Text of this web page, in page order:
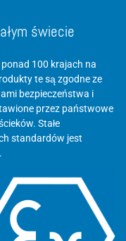
świecie
100 krajach na
te są zgodne ze
bezpieczeństwa i
przez państwowe
Stałe
standardów jest